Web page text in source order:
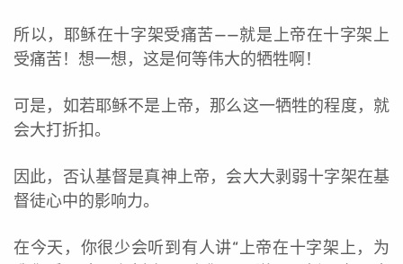
所以，耶稣在十字架受痛苦——就是上帝在十字架上
受痛苦！想一想，这是何等伟大的牺牲啊！
可是，如若耶稣不是上帝，那么这一牺牲的程度，就
会大打折扣。
因此，否认基督是真神上帝，会大大剥弱十字架在基
督徒心中的影响力。
在今天，你很少会听到有人讲“上帝在十字架上，为